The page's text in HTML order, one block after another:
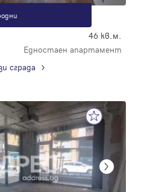
46 кв.м.
Едностаен апартамент
сграда